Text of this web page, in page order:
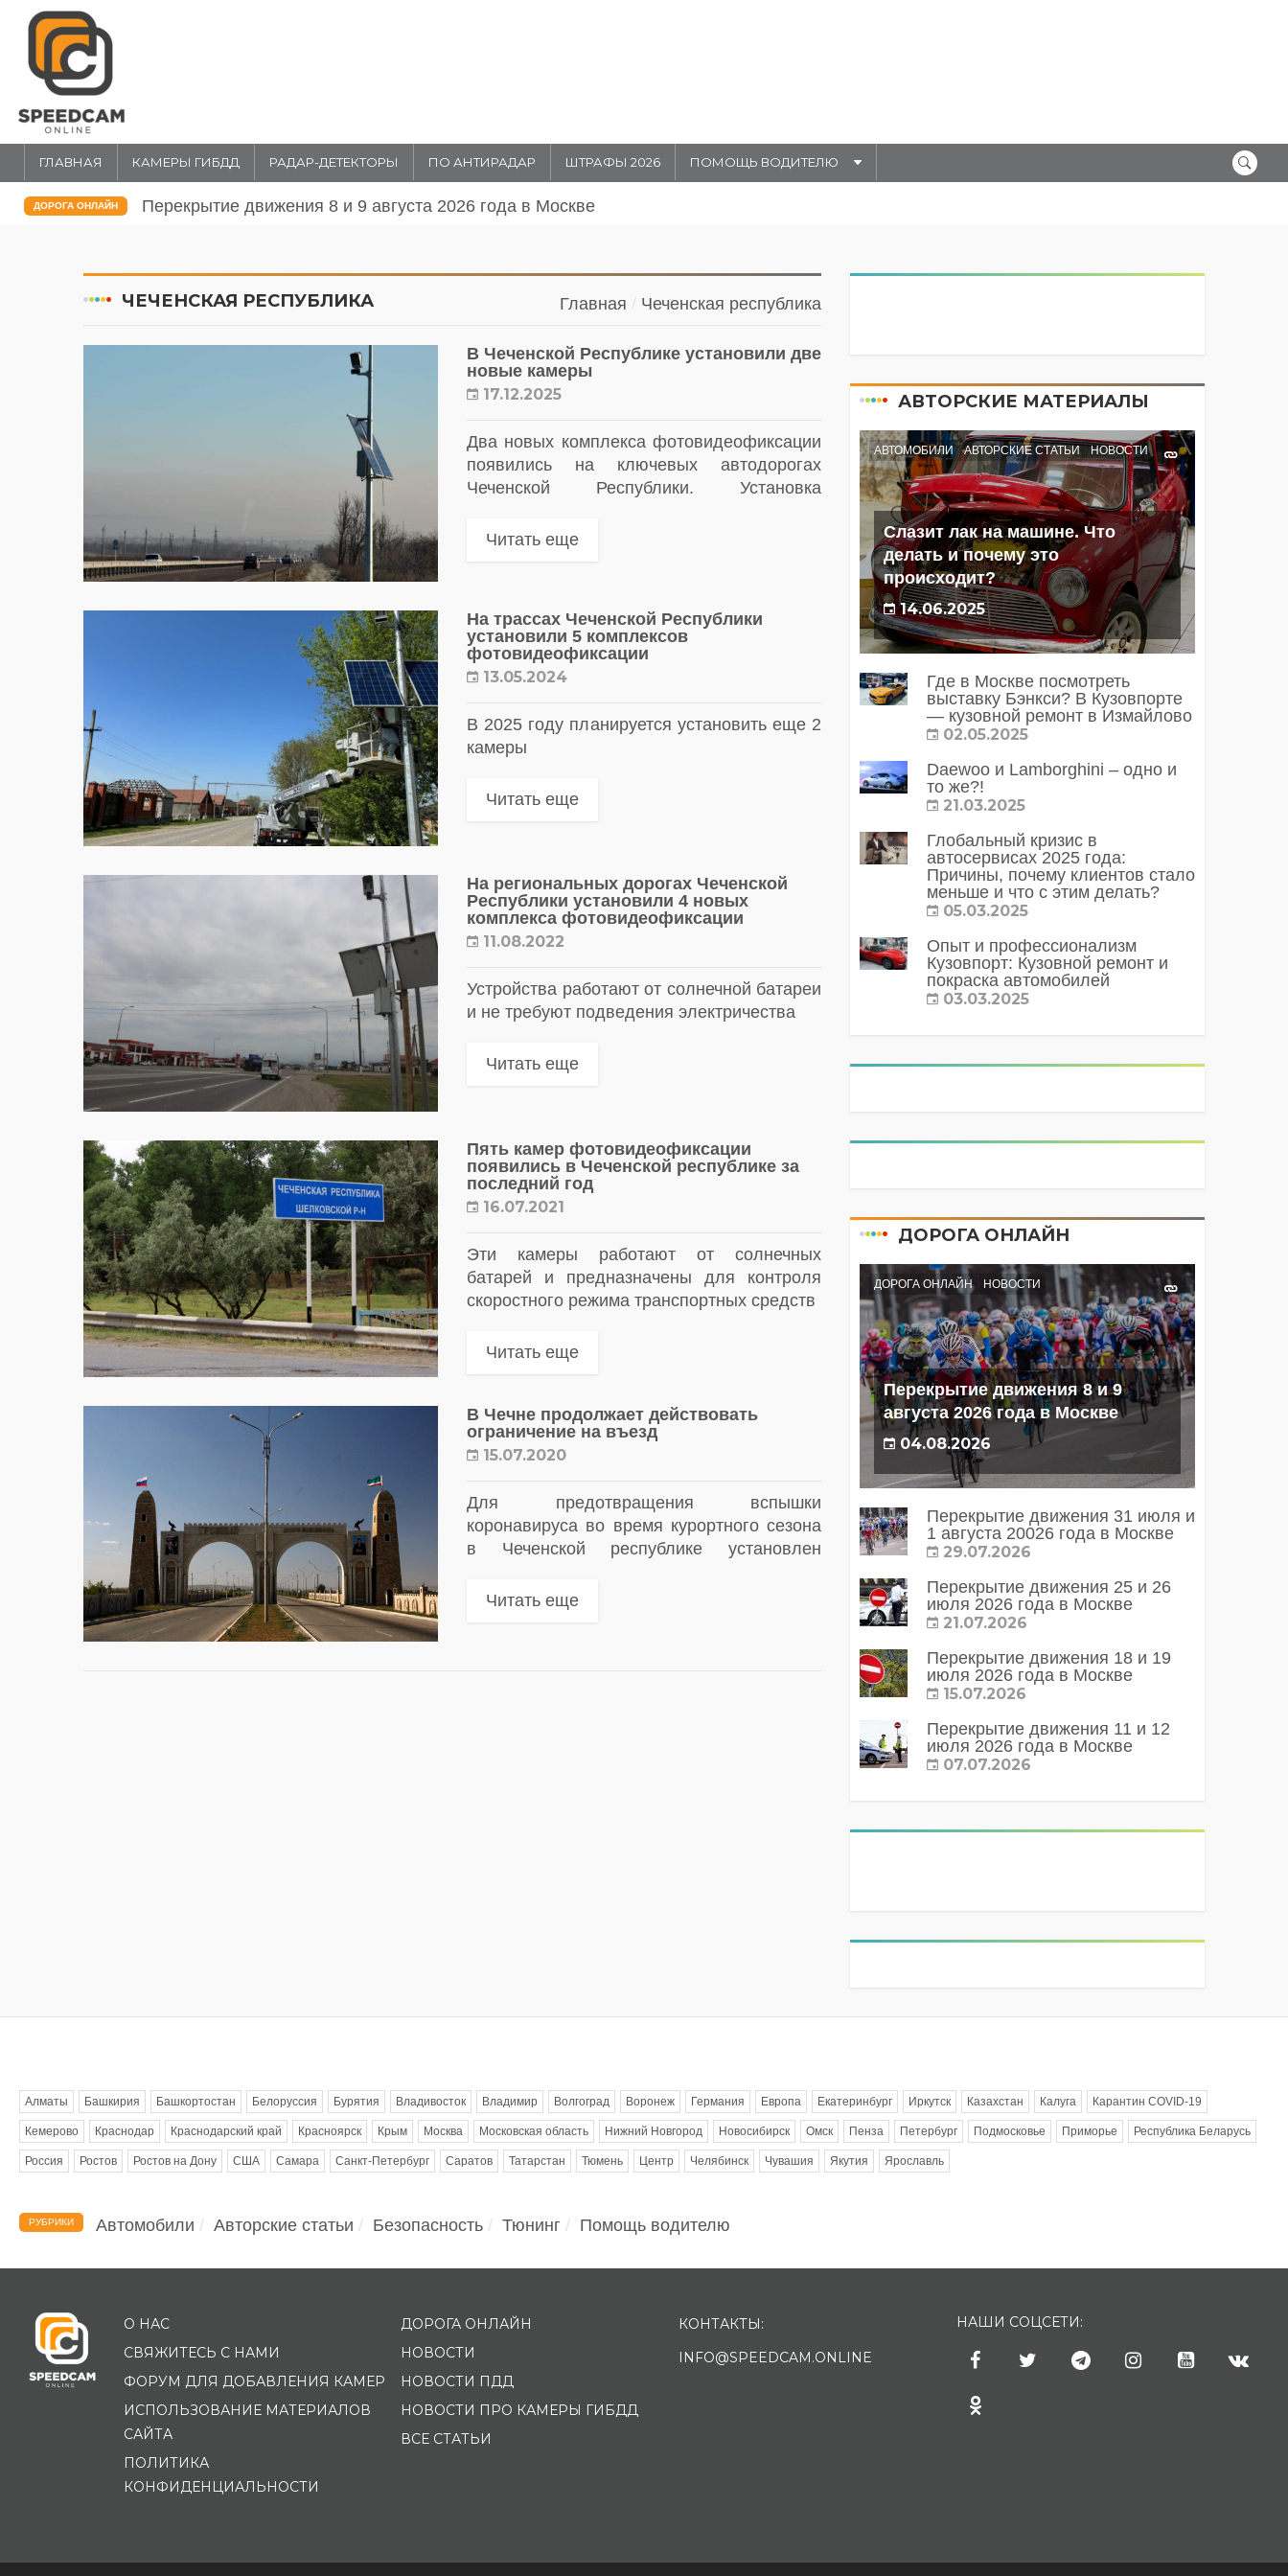
ГЛАВНАЯ КАМЕРЫ ГИБДД РАДАР-ДЕТЕКТОРЫ ПО АНТИРАДАР ШТРАФЫ 2026 ПОМОЩЬ ВОДИТЕЛЮ
ДОРОГА ОНЛАЙН Перекрытие движения 8 и 9 августа 2026 года в Москве
ЧЕЧЕНСКАЯ РЕСПУБЛИКА Главная Чеченская республика
В Чеченской Республике установили две
новые камеры
17.12.2025
Два новых комплекса фотовидеофиксации
появились на ключевых автодорогах
Чеченской Республики. Установка
уровня безопасности и профилактику
Читать еще
На трассах Чеченской Республики
установили 5 комплексов
фотовидеофиксации
13.05.2024
В 2025 году планируется установить еще 2
камеры
Читать еще
На региональных дорогах Чеченской
Республики установили 4 новых
комплекса фотовидеофиксации
11.08.2022
Устройства работают от солнечной батареи
и не требуют подведения электричества
Читать еще
Пять камер фотовидеофиксации
появились в Чеченской республике за
последний год
16.07.2021
Эти камеры работают от солнечных
батарей и предназначены для контроля
скоростного режима транспортных средств
Читать еще
В Чечне продолжает действовать
ограничение на въезд
15.07.2020
Для предотвращения вспышки
коронавируса во время курортного сезона
в Чеченской республике установлен
Читать еще
АВТОРСКИЕ МАТЕРИАЛЫ
АВТОМОБИЛИ АВТОРСКИЕ СТАТЬИ НОВОСТИ
Слазит лак на машине. Что
делать и почему это
происходит?
14.06.2025
Где в Москве посмотреть
выставку Бэнкси? В Кузовпорте
— кузовной ремонт в Измайлово
02.05.2025
Daewoo и Lamborghini – одно и
то же?!
21.03.2025
Глобальный кризис в
автосервисах 2025 года:
Причины, почему клиентов стало
меньше и что с этим делать?
05.03.2025
Опыт и профессионализм
Кузовпорт: Кузовной ремонт и
покраска автомобилей
03.03.2025
ДОРОГА ОНЛАЙН
ДОРОГА ОНЛАЙН НОВОСТИ
Перекрытие движения 8 и 9
августа 2026 года в Москве
04.08.2026
Перекрытие движения 31 июля и
1 августа 20026 года в Москве
29.07.2026
Перекрытие движения 25 и 26
июля 2026 года в Москве
21.07.2026
Перекрытие движения 18 и 19
июля 2026 года в Москве
15.07.2026
Перекрытие движения 11 и 12
июля 2026 года в Москве
07.07.2026
Алматы Башкирия Башкортостан Белоруссия Бурятия Владивосток Владимир Волгоград Воронеж Германия Европа Екатеринбург Иркутск Казахстан Калуга Карантин COVID-19
Кемерово Краснодар Краснодарский край Красноярск Крым Москва Московская область Нижний Новгород Новосибирск Омск Пенза Петербург Подмосковье Приморье Республика Беларусь
Россия Ростов Ростов на Дону США Самара Санкт-Петербург Саратов Татарстан Тюмень Центр Челябинск Чувашия Якутия Ярославль
РУБРИКИ Автомобили Авторские статьи Безопасность Тюнинг Помощь водителю
О НАС
СВЯЖИТЕСЬ С НАМИ
ФОРУМ ДЛЯ ДОБАВЛЕНИЯ КАМЕР
ИСПОЛЬЗОВАНИЕ МАТЕРИАЛОВ
САЙТА
ПОЛИТИКА
КОНФИДЕНЦИАЛЬНОСТИ
ДОРОГА ОНЛАЙН
НОВОСТИ
НОВОСТИ ПДД
НОВОСТИ ПРО КАМЕРЫ ГИБДД
ВСЕ СТАТЬИ
КОНТАКТЫ:
INFO@SPEEDCAM.ONLINE
НАШИ СОЦСЕТИ: